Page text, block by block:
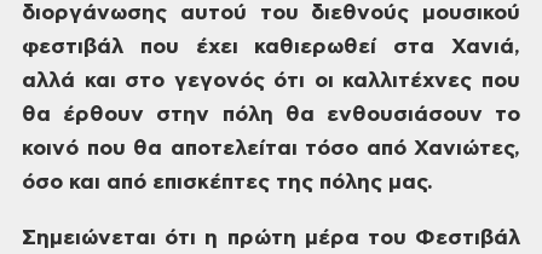
διοργάνωσης αυτού του διεθνούς μουσικού
φεστιβάλ που έχει καθιερωθεί στα Χανιά,
αλλά και στο γεγονός ότι οι καλλιτέχνες που
θα έρθουν στην πόλη θα ενθουσιάσουν το
κοινό που θα αποτελείται τόσο απόΧανιώτες,
όσο και από επισκέπτες της πόλης μας.
Σημειώνεται ότι η πρώτη μέρα του Φεστιβάλ